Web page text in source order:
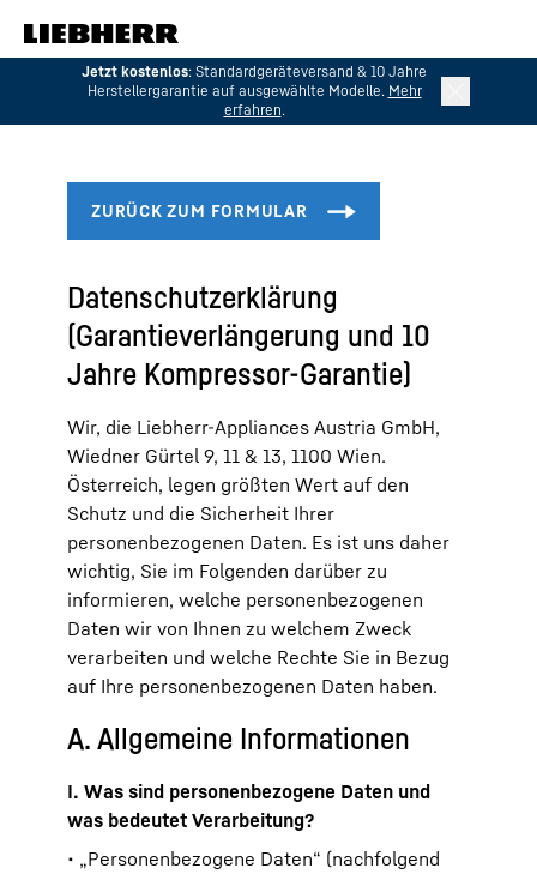
Zum Inhalt springen
Jetzt kostenlos: Standardgeräteversand & 10 Jahre
Herstellergarantie auf ausgewählte Modelle. Mehr
erfahren.
Datenschutzerklärung
(Garantieverlängerung und 10
Jahre Kompressor-Garantie)
Wir, die Liebherr-Appliances Austria GmbH,
Wiedner Gürtel 9, 11 & 13, 1100 Wien.
Österreich, legen größten Wert auf den
Schutz und die Sicherheit Ihrer
personenbezogenen Daten. Es ist uns daher
wichtig, Sie im Folgenden darüber zu
informieren, welche personenbezogenen
Daten wir von Ihnen zu welchem Zweck
verarbeiten und welche Rechte Sie in Bezug
auf Ihre personenbezogenen Daten haben.
A. Allgemeine Informationen
I. Was sind personenbezogene Daten und
was bedeutet Verarbeitung?
• „Personenbezogene Daten“ (nachfolgend